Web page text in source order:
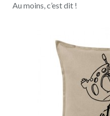
Au moins, c’est dit !